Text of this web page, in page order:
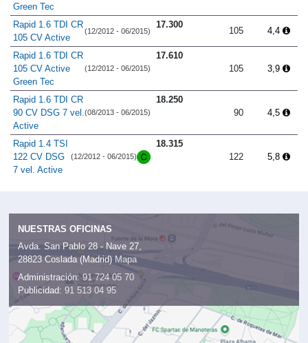
Green Tec
Rapid 1.6 TDI CR
105 CV Active
(12/2012 - 06/2015)
17.300
105 4,4
Rapid 1.6 TDI CR
105 CV Active
Green Tec
(12/2012 - 06/2015)
17.610
105
3,9
Rapid 1.6 TDI CR
90 CV DSG 7 vel.
Active
(08/2013 - 06/2015)
18.250
90
4,5
Rapid 1.4 TSI
122 CV DSG
7 vel. Active
(12/2012 - 06/2015)
18.315
122
5,8
NUESTRAS OFICINAS
Avda. San Pablo 28 - Nave 27,
28823 Coslada (Madrid) Mapa
Administración: 91 724 05 70
Publicidad: 91 513 04 95